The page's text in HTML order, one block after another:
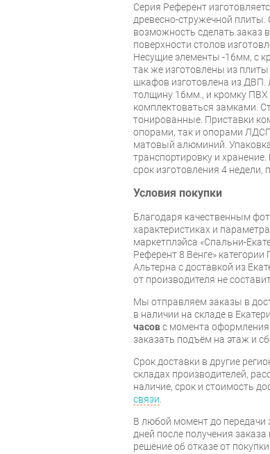
Серия Референт
древесно-стружечной плиты.
возможность сделать заказ
поверхности столов
Несущие элементы -16мм, с
так же изготовлены из
шкафов изготовлена из
толщину 16мм., и кромку
комплектоваться замками.
тонированные. Приставки
опорами, так и опорами
матовый алюминий.
транспортировку и
срок изготовления 4 недели,
Условия покупки
Благодаря качественным
характеристиках и
маркетплэйса «Спальни-
Референт 8 Венге»
Альтерна с доставкой из
от производителя не
Мы отправляем заказы в
в наличии на складе в
часовс момента
заказать подъём на этаж и
Срок доставки в другие
складах производителей,
наличие, срок и стоимость
связи.
В любой момент до передачи
дней после получения
решение об отказе от покупки.